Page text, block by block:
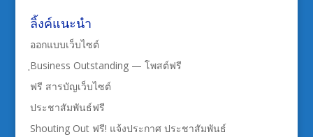
ลิ้งค์แนะนำ
ออกแบบเว็บไซต์
ฺBusiness Outstanding — โพสต์ฟรี
ฟรี สารบัญเว็บไซต์
ประชาสัมพันธ์ฟรี
Shouting Out ฟรี! แจ้งประกาศ ประชาสัมพันธ์